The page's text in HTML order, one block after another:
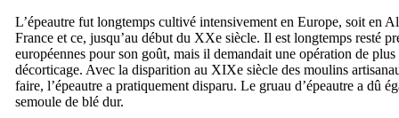
L’épeautre fut longtemps cultivé intensivement en Europe, soit en
France et ce, jusqu’au début du XXe siècle. Il est longtemps resté
européennes pour son goût, mais il demandait une opération de
décorticage. Avec la disparition au XIXe siècle des moulins
faire, l’épeautre a pratiquement disparu. Le gruau d’épeautre a dû
semoule de blé dur.